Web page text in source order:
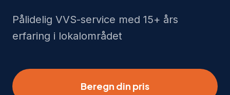
Pålidelig VVS-service med 15+ års
erfaring i lokalområdet
Beregn din pris